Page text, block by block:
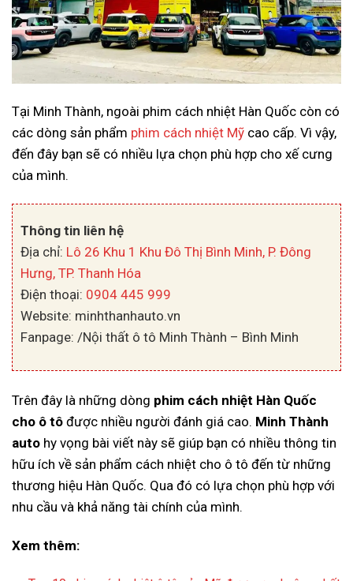
Tại Minh Thành, ngoài phim cách nhiệt Hàn Quốc còn có
các dòng sản phẩm phim cách nhiệt Mỹ cao cấp. Vì vậy,
đến đây bạn sẽ có nhiều lựa chọn phù hợp cho xế cưng
của mình.
Thông tin liên hệ
Địa chỉ: Lô 26 Khu 1 Khu Đô Thị Bình Minh, P. Đông
Hưng, TP. Thanh Hóa
Điện thoại: 0904 445 999
Website: minhthanhauto.vn
Fanpage: /Nội thất ô tô Minh Thành – Bình Minh
Trên đây là những dòng phim cách nhiệt Hàn Quốc
cho ô tô được nhiều người đánh giá cao. Minh Thành
auto hy vọng bài viết này sẽ giúp bạn có nhiều thông tin
hữu ích về sản phẩm cách nhiệt cho ô tô đến từ những
thương hiệu Hàn Quốc. Qua đó có lựa chọn phù hợp với
nhu cầu và khả năng tài chính của mình.
Xem thêm: